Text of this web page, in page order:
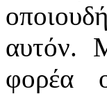
αυτόν.
φορέα